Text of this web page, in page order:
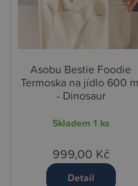
Asobu Bestie Foodie
Termoska na jídlo 600
- Dinosaur
Skladem 1 ks
999,00 Kč
Detail